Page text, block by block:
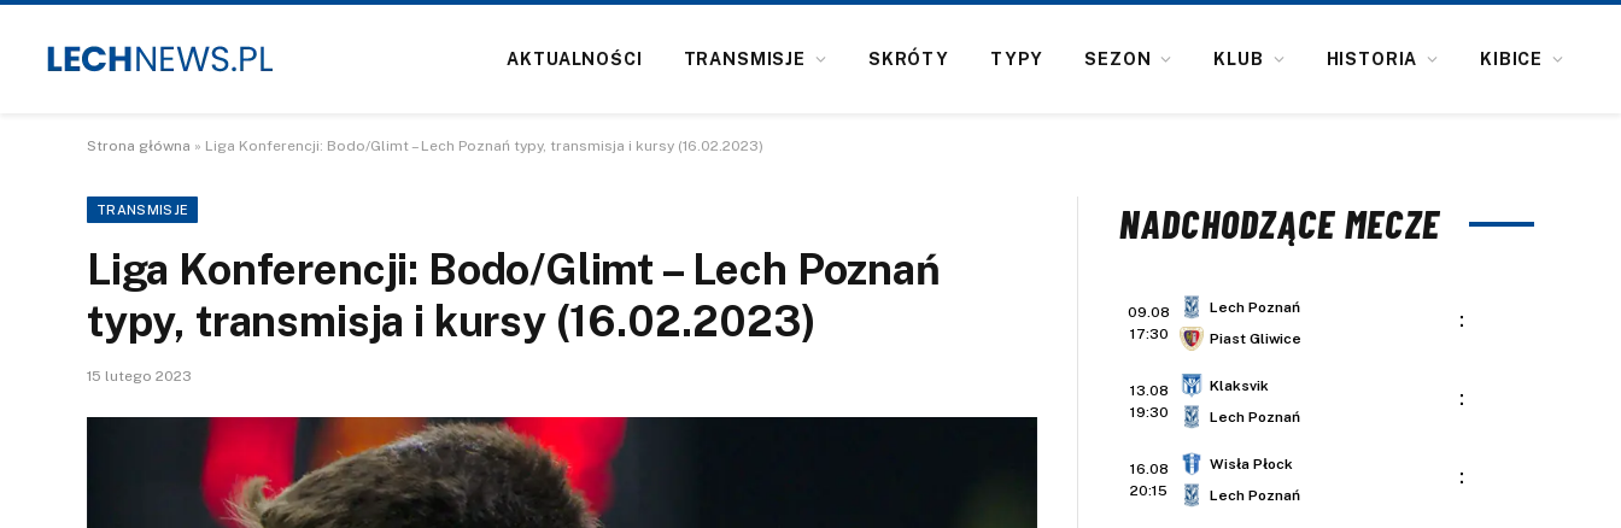
AKTUALNOŚCI TRANSMISJE SKRÓTY TYPY SEZON KLUB HISTORIA KIBICE
Strona główna » Liga Konferencji: Bodo/Glimt – Lech Poznań typy, transmisja i kursy (16.02.2023)
TRANSMISJE
Liga Konferencji: Bodo/Glimt – Lech Poznań
typy, transmisja i kursy (16.02.2023)
15 lutego 2023
NADCHODZĄCE MECZE
09.08
17:30
Lech Poznań
Piast Gliwice
:
13.08
19:30
Klaksvik
Lech Poznań
:
16.08
20:15
Wisła Płock
Lech Poznań
: